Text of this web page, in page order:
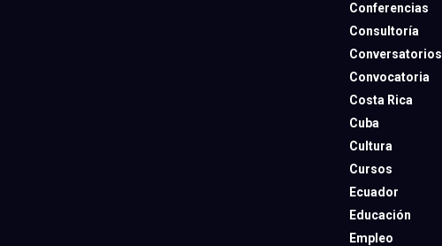
Conferencias
Consultoría
Conversatorios
Convocatoria
Costa Rica
Cuba
Cultura
Cursos
Ecuador
Educación
Empleo